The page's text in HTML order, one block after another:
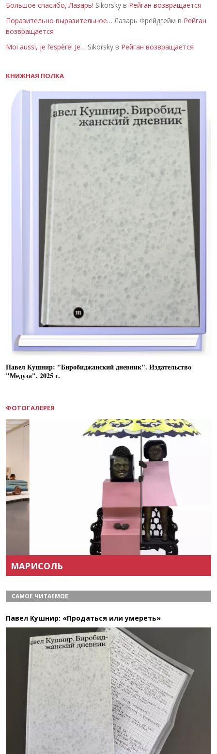
Большое спасибо, Лазарь! Sikorsky в Рейган возвращается
Поразительно выразительное… Лазарь Фрейдгейм в Рейган
возвращается
Moi aussi, je l’espère! Je… Sikorsky в Рейган возвращается
КНИЖНАЯ ПОЛКА
Павел Кушнир: "Биробиджанский дневник". Издательство
"Медуза", 2025 г.
ФОТОГАЛЕРЕЯ
МАРИСОЛЬ
САМОЕ ЧИТАЕМОЕ
Павел Кушнир: «Продаться или умереть»